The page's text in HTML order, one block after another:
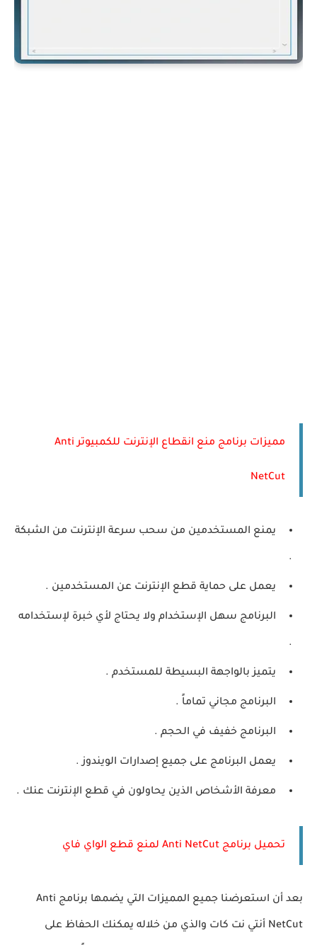
مميزات برنامج منع انقطاع الإنترنت للكمبيوتر Anti
NetCut
يمنع المستخدمين من سحب سرعة الإنترنت من الشبكة
.
يعمل على حماية قطع الإنترنت عن المستخدمين .
البرنامج سهل الإستخدام ولا يحتاج لأي خبرة لإستخدامه
.
يتميز بالواجهة البسيطة للمستخدم .
البرنامج مجاني تماماً .
البرنامج خفيف في الحجم .
يعمل البرنامج على جميع إصدارات الويندوز .
معرفة الأشخاص الذين يحاولون في قطع الإنترنت عنك .
تحميل برنامج Anti NetCut لمنع قطع الواي فاي
بعد أن استعرضنا جميع المميزات التي يضمها برنامج Anti
NetCut أنتي نت كات والذي من خلاله يمكنك الحفاظ على